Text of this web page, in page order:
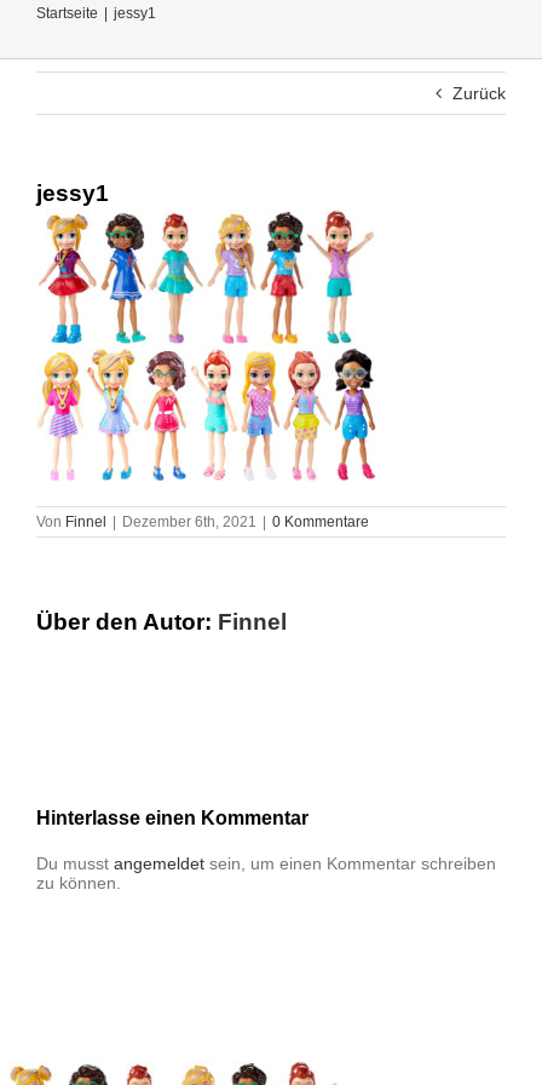
Startseite
Alle anderen Themen
Impressum
Startseite jessy1
Zurück
jessy1
Von Finnel Dezember 6th, 2021 0 Kommentare
Über den Autor: Finnel
Hinterlasse einen Kommentar
Du musst angemeldet sein, um einen Kommentar schreiben
zu können.